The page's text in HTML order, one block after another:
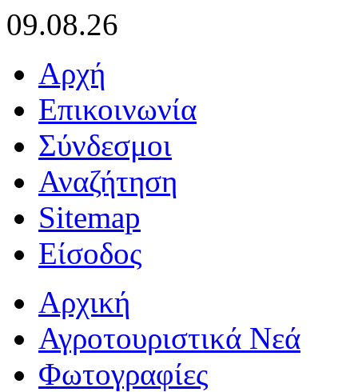
09.08.26
Αρχή
Επικοινωνία
Σύνδεσμοι
Αναζήτηση
Sitemap
Είσοδος
Αρχική
Αγροτουριστικά Νεά
Φωτογραφίες